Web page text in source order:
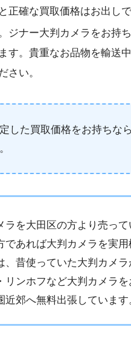
正確な買取価格はお出しで
ジナー大判カメラをお持
す。貴重なお品物を輸送
さい。
した買取価格をお持ちな
ラを大田区の方より売っ
であれば大判カメラを実
、昔使っていた大判カメ
リンホフなど大判カメラ
近郊へ無料出張しています